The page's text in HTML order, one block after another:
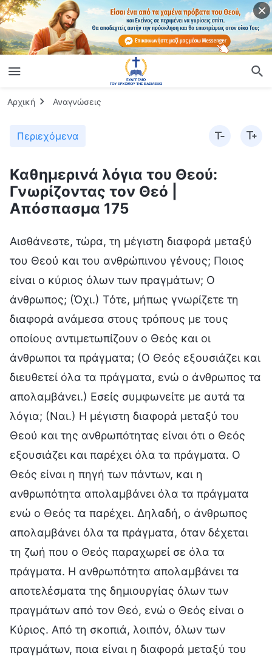
Αρχική Αναγνώσεις
Περιεχόμενα
Καθημερινά λόγια του Θεού:
Γνωρίζοντας τον Θεό |
Απόσπασμα 175
Αισθάνεστε, τώρα, τη μέγιστη διαφορά μεταξύ
του Θεού και του ανθρώπινου γένους; Ποιος
είναι ο κύριος όλων των πραγμάτων; Ο
άνθρωπος; (Όχι.) Τότε, μήπως γνωρίζετε τη
διαφορά ανάμεσα στους τρόπους με τους
οποίους αντιμετωπίζουν ο Θεός και οι
άνθρωποι τα πράγματα; (Ο Θεός εξουσιάζει και
διευθετεί όλα τα πράγματα, ενώ ο άνθρωπος τα
απολαμβάνει.) Εσείς συμφωνείτε με αυτά τα
λόγια; (Ναι.) Η μέγιστη διαφορά μεταξύ του
Θεού και της ανθρωπότητας είναι ότι ο Θεός
εξουσιάζει και παρέχει όλα τα πράγματα. Ο
Θεός είναι η πηγή των πάντων, και η
ανθρωπότητα απολαμβάνει όλα τα πράγματα
ενώ ο Θεός τα παρέχει. Δηλαδή, ο άνθρωπος
απολαμβάνει όλα τα πράγματα, όταν δέχεται
τη ζωή που ο Θεός παραχωρεί σε όλα τα
πράγματα. Η ανθρωπότητα απολαμβάνει τα
αποτελέσματα της δημιουργίας όλων των
πραγμάτων από τον Θεό, ενώ ο Θεός είναι ο
Κύριος. Από τη σκοπιά, λοιπόν, όλων των
πραγμάτων, ποια είναι η διαφορά μεταξύ του